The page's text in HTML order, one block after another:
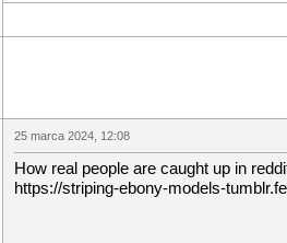
25 marca 2024, 12:08
How real people are caught up in
https://striping-ebony-models-